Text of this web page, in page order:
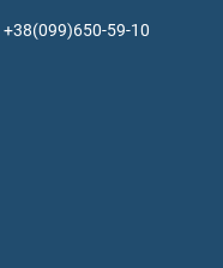
+38(099)650-59-10